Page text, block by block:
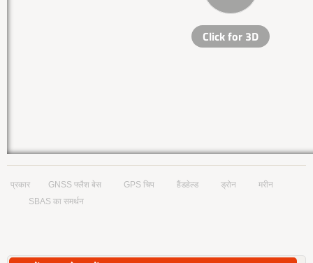
प्रकार GNSS फ्लैश बेस GPS चिप हैंडहेल्ड ड्रोन
मरीन
SBAS का समर्थन